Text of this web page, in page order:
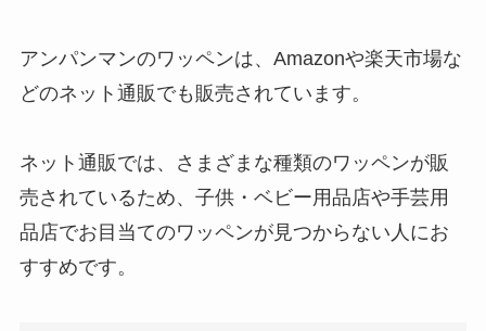
アンパンマンのワッペンは、Amazonや楽天市場な
どのネット通販でも販売されています。
ネット通販では、さまざまな種類のワッペンが販
売されているため、子供・ベビー用品店や手芸用
品店でお目当てのワッペンが見つからない人にお
すすめです。